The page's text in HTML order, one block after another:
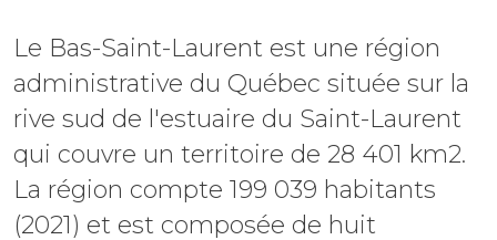
Le Bas-Saint-Laurent est une région
administrative du Québec située sur la
rive sud de l'estuaire du Saint-Laurent
qui couvre un territoire de 28 401 km2.
La région compte 199 039 habitants
(2021) et est composée de huit